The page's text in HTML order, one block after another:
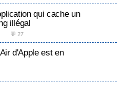
qui cache un
illégal
💬 27
d'Apple est en